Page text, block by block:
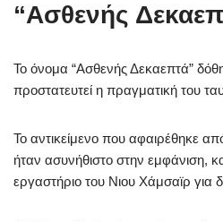
“Ασθενής
Το όνομα “Ασθενής Δεκαεπτά”
προστατευτεί η πραγματική του
Το αντικείμενο που αφαιρέθηκε
ήταν ασυνήθιστο στην εμφάνιση,
εργαστήριο του Νιου Χάμσαϊρ για